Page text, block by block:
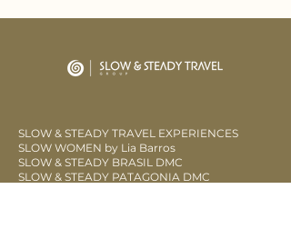
SLOW & STEADY TRAVEL EXPERIENCES
SLOW WOMEN by Lia Barros
SLOW & STEADY BRASIL DMC
SLOW & STEADY PATAGONIA DMC